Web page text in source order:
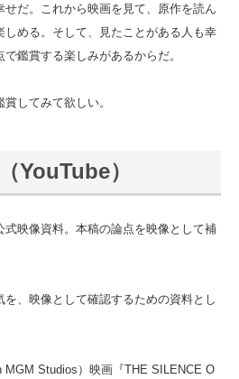
だ。これから映画を見て、原作を読ん
める。そして、見たことがある人も幸
鑑賞する楽しみがあるからだ。
してみて欲しい。
YouTube）
映像資料。本稿の論点を映像として補
、映像として確認するための資料とし
MGM Studios）映画『THE SILENCE O